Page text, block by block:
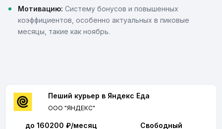
Мотивацию: Систему бонусов и повышенных
коэффициентов, особенно актуальных в пиковые
месяцы, такие как ноябрь.
Пеший курьер в Яндекс Еда
ООО "ЯНДЕКС"
до 160200 ₽/месяц Свободный